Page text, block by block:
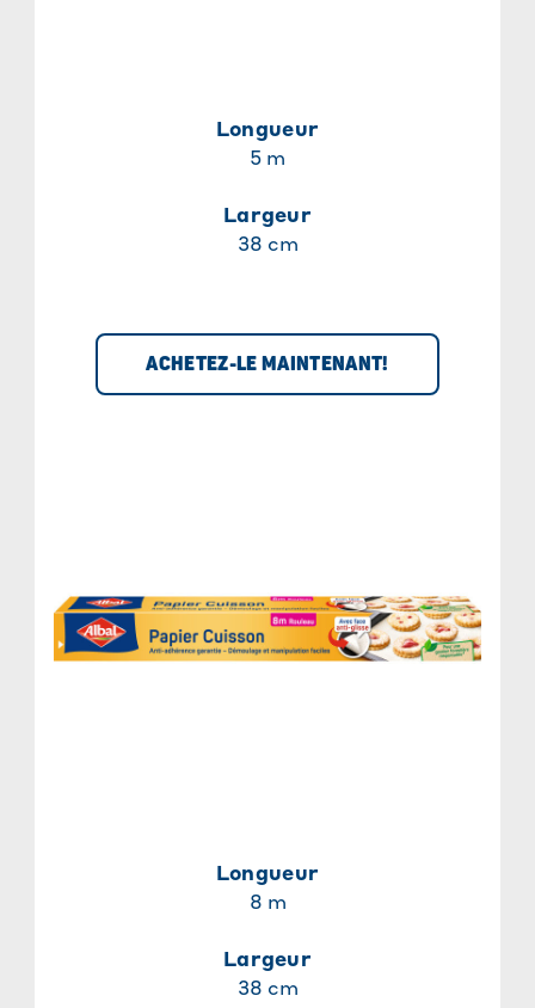
Longueur
5 m
Largeur
38 cm
ACHETEZ-LE MAINTENANT!
Longueur
8 m
Largeur
38 cm